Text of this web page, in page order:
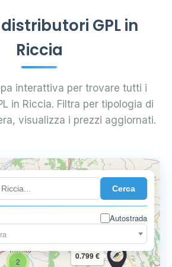
GPL in
Riccia
interattiva per trovare tutti i
in Riccia. Filtra per tipologia di
visualizza i prezzi aggiornati.
Cerca
Autostrada
2
0.799 €